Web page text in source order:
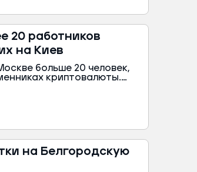
20 работников
на Киев
больше 20 человек,
криптовалюты.
Об этом сообщили в
на Белгородскую